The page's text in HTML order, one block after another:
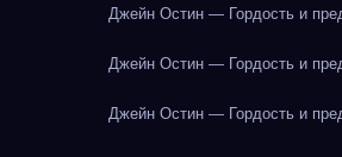
Джейн Остин — Гордость и
Джейн Остин — Гордость и
Джейн Остин — Гордость и